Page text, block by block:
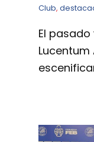
Club,
El pasado
Lucentum